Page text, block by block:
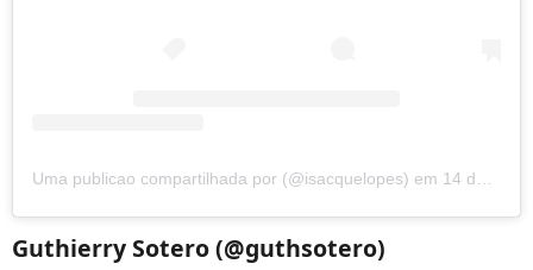
Uma publicao compartilhada por (@isacquelopes) em 14 de Fev, 2020 s 2:08 PST
Guthierry Sotero (@guthsotero)